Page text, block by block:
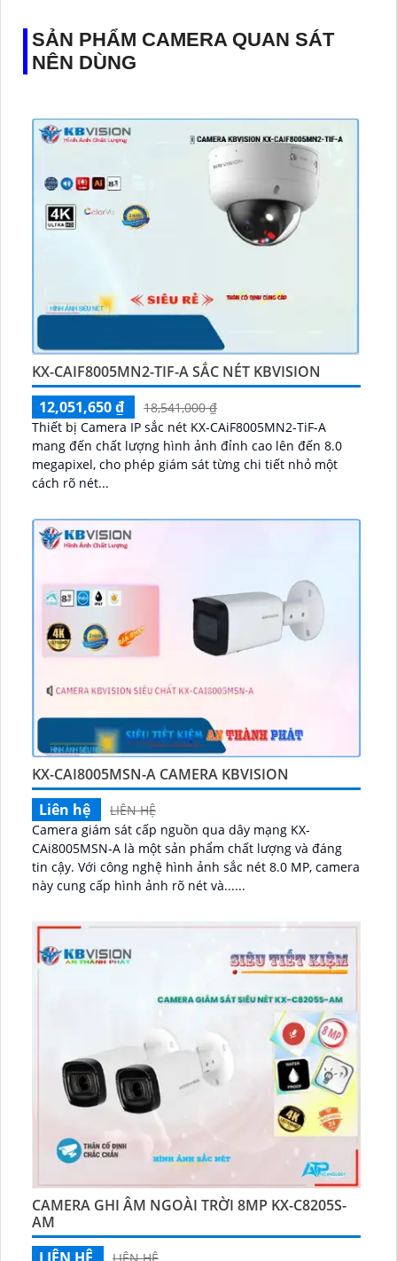
SẢN PHẨM CAMERA QUAN SÁT
NÊN DÙNG
KX-CAIF8005MN2-TIF-A SẮC NÉT KBVISION
12,051,650 ₫
18,541,000 ₫
Thiết bị Camera IP sắc nét KX-CAiF8005MN2-TiF-A
mang đến chất lượng hình ảnh đỉnh cao lên đến 8.0
megapixel, cho phép giám sát từng chi tiết nhỏ một
cách rõ nét...
KX-CAI8005MSN-A CAMERA KBVISION
Liên hệ
LIÊN HỆ
Camera giám sát cấp nguồn qua dây mạng KX-
CAi8005MSN-A là một sản phẩm chất lượng và đáng
tin cậy. Với công nghệ hình ảnh sắc nét 8.0 MP, camera
này cung cấp hình ảnh rõ nét và......
CAMERA GHI ÂM NGOÀI TRỜI 8MP KX-C8205S-
AM